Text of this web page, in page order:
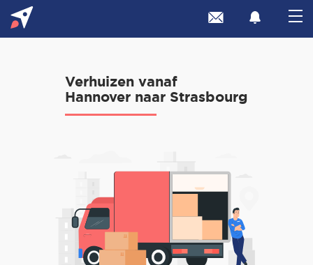
Verhuizen vanaf
Hannover naar Strasbourg